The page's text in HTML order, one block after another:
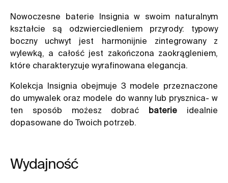
Nowoczesne baterie Insignia w swoim naturalnym
kształcie są odzwierciedleniem przyrody: typowy
boczny uchwyt jest harmonijnie zintegrowany z
wylewką, a całość jest zakończona zaokrągleniem,
które charakteryzuje wyrafinowana elegancja.
Kolekcja Insignia obejmuje 3 modele przeznaczone
do umywalek oraz modele do wanny lub prysznica- w
ten sposób możesz dobrać baterie idealnie
dopasowane do Twoich potrzeb.
Wydajność